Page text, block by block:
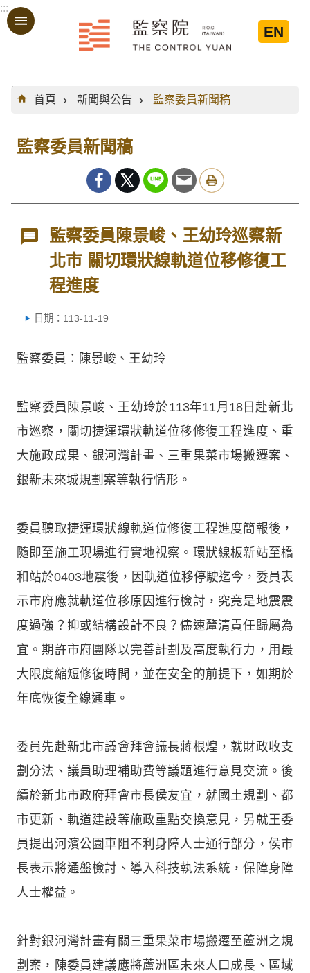
跳到主要內容區塊
:::
EN
:::
首頁
新聞與公告 監察委員新聞稿
監察委員新聞稿
監察委員陳景峻、王幼玲巡察新
北市 關切環狀線軌道位移修復工
程進度
日期：113-11-19
監察委員：陳景峻、王幼玲
監察委員陳景峻、王幼玲於113年11月18日赴新北
市巡察，關切捷運環狀軌道位移修復工程進度、重
大施政成果、銀河灣計畫、三重果菜市場搬遷案、
銀新未來城規劃案等執行情形。
委員聽取捷運環狀線軌道位修復工程進度簡報後，
隨即至施工現場進行實地視察。環狀線板新站至橋
和站於0403地震後，因軌道位移停駛迄今，委員表
示市府應就軌道位移原因進行檢討，究竟是地震震
度過強？抑或結構設計不良？儘速釐清責任歸屬為
宜。期許市府團隊以完善計劃及高度執行力，用最
大限度縮短修復時間，並在安全的前提下，如期於
年底恢復全線通車。
委員先赴新北市議會拜會議長蔣根煌，就財政收支
劃分法、議員助理補助費等議題進行意見交流。後
續於新北市政府拜會市長侯友宜，就國土規劃、都
市更新、軌道建設等施政重點交換意見，另就王委
員提出河濱公園車阻不利身障人士通行部分，侯市
長表示將通盤檢討、導入科技執法系統，保障身障
人士權益。
針對銀河灣計畫有關三重果菜市場搬遷至蘆洲之規
劃案，陳委員建議應將蘆洲區未來人口成長、區域